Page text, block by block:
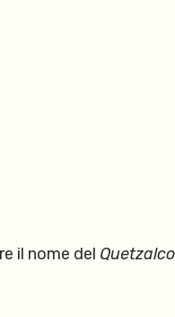
il nome del